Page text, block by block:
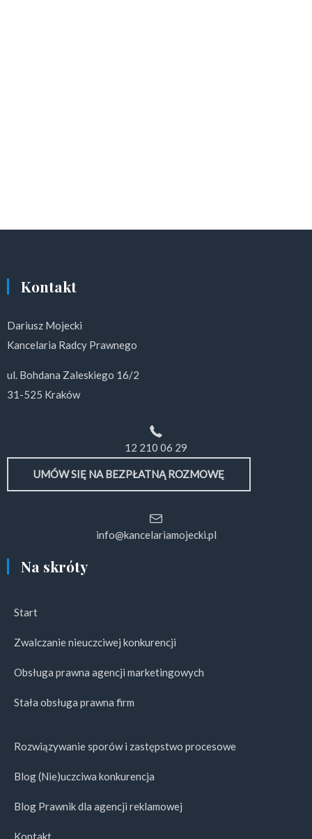
Kontakt
Dariusz Mojecki
Kancelaria Radcy Prawnego
ul. Bohdana Zaleskiego 16/2
31-525 Kraków
12 210 06 29
UMÓW SIĘ NA BEZPŁATNĄ ROZMOWĘ
info@kancelariamojecki.pl
Na skróty
Start
Zwalczanie nieuczciwej konkurencji
Obsługa prawna agencji marketingowych
Stała obsługa prawna firm
Rozwiązywanie sporów i zastępstwo procesowe
Blog (Nie)uczciwa konkurencja
Blog Prawnik dla agencji reklamowej
Kontakt